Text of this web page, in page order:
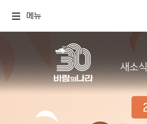
메뉴
새소식